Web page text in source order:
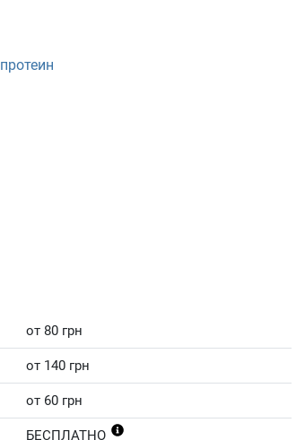
от 80 грн
от 140 грн
от 60 грн
БЕСПЛАТНО